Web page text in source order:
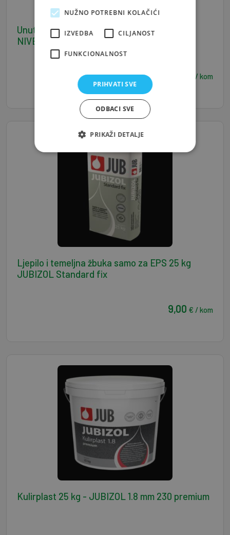
Unutarnja masa za izravnavanje 25 kg JUB
NIVELIN disperzivni glet
€ / kom
Ljepilo i temeljna žbuka samo za EPS 25 kg
JUBIZOL Standard fix
9,00 € / kom
Kulirplast 25 kg - JUBIZOL 1.8 mm 230 premium
NUŽNO POTREBNI KOLAČIĆI
IZVEDBA CILJANOST
FUNKCIONALNOST
PRIHVATI SVE
ODBACI SVE
PRIKAŽI DETALJE